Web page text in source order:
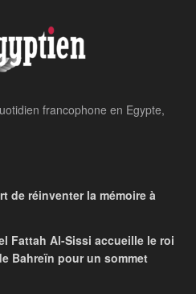
francophone en Egypte,
de réinventer la mémoire à
Fattah Al-Sissi accueille le roi
Bahreïn pour un sommet